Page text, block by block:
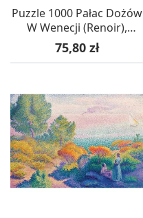
Puzzle 1000 Pałac Dożów
W Wenecji (Renoir),
Calypto
Cena
75,80 zł